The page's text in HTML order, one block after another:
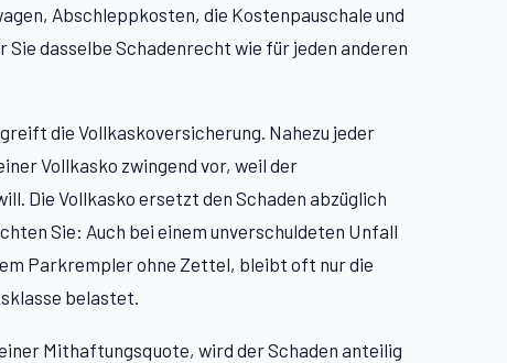
Abschleppkosten, die Kostenpauschale und
dasselbe Schadenrecht wie für jeden anderen
die Vollkaskoversicherung. Nahezu jeder
Vollkasko zwingend vor, weil der
Die Vollkasko ersetzt den Schaden abzüglich
Sie: Auch bei einem unverschuldeten Unfall
Parkrempler ohne Zettel, bleibt oft nur die
belastet.
Mithaftungsquote, wird der Schaden anteilig